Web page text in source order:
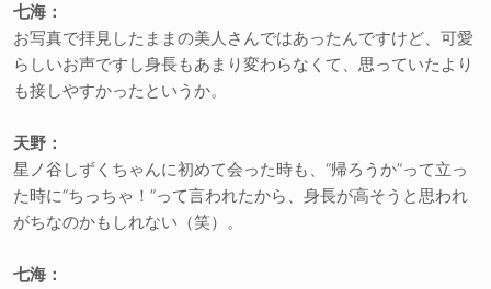
七海：
お写真で拝見したままの美人さんではあったんですけど、可愛
らしいお声ですし身長もあまり変わらなくて、思っていたより
も接しやすかったというか。
天野：
星ノ谷しずくちゃんに初めて会った時も、“帰ろうか”って立っ
た時に“ちっちゃ！”って言われたから、身長が高そうと思われ
がちなのかもしれない（笑）。
七海：